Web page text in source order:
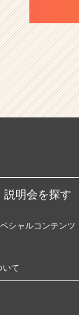
説明会を探す
シャルコンテンツ
いて